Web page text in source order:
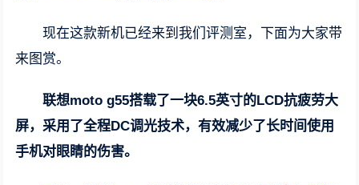
现在这款新机已经来到我们评测室，下面为大家带
来图赏。
联想moto g55搭载了一块6.5英寸的LCD抗疲劳大
屏，采用了全程DC调光技术，有效减少了长时间使用
手机对眼睛的伤害。